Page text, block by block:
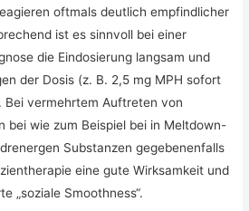
oftmals deutlich empfindlicher
ist es sinnvoll bei einer
die Eindosierung langsam und
der Dosis (z. B. 2,5 mg MPH sofort
Bei vermehrtem Auftreten von
bei wie zum Beispiel bei in Meltdown-
Substanzen gegebenenfalls
eine gute Wirksamkeit und
„soziale Smoothness“.